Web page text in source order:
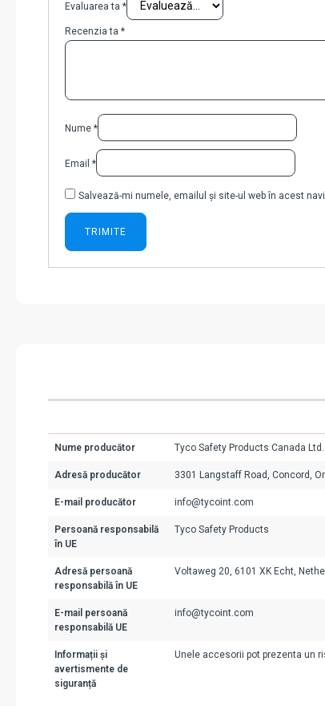
Evaluarea ta *
Recenzia ta *
Nume *
Email *
Salvează-mi numele, emailul și site-ul web în acest
Nume producător Tyco Safety Products Canada Ltd.
Adresă producător 3301 Langstaff Road, Concord,
E-mail producător info@tycoint.com
Persoană responsabilă
în UE
Tyco Safety Products
Adresă persoană
responsabilă în UE
Voltaweg 20, 6101 XK Echt,
E-mail persoană
responsabilă UE
info@tycoint.com
Informații și
avertismente de
siguranță
Unele accesorii pot prezenta un